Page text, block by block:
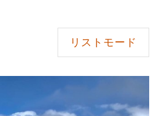
リストモード